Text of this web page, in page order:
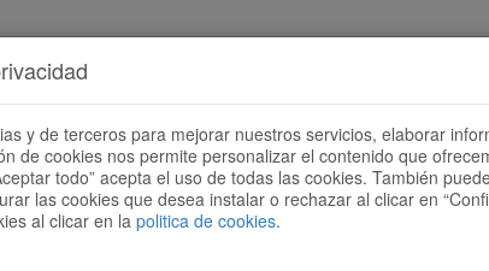
Cercador de rutes Vols ser col·laborador?
y de terceros para mejorar nuestros servicios, elaborar
de cookies nos permite personalizar el contenido que
todo” acepta el uso de todas las cookies. También
las cookies que desea instalar o rechazar al clicar en
al clicar en lapolitica de cookies.